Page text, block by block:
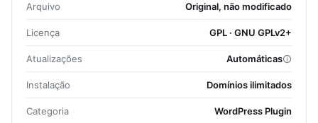
Arquivo Original, não modificado
Licença GPL · GNU GPLv2+
Atualizações Automáticas
Instalação Domínios ilimitados
Categoria WordPress Plugin